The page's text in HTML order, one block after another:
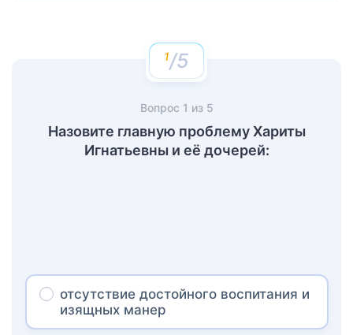
/5
Вопрос 1 из 5
Назовите главную проблему Хариты
Игнатьевны и её дочерей:
отсутствие достойного воспитания и
изящных манер